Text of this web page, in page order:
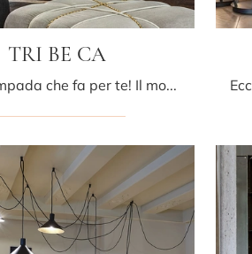
TRI BE CA
Ecco la lampada che fa per te! Il modello TRI BE CA è una tra le nostre lampade da terra di Mogg.